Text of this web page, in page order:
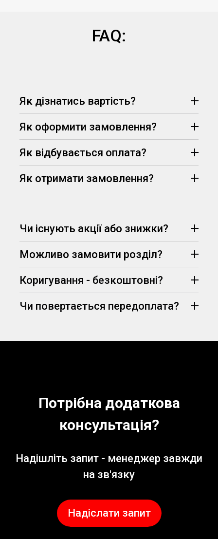
FAQ:
Як дізнатись вартість?
запит, узгодить всі деталі замовлення та
призначить його вартість.
Як оформити замовлення?
Як відбувається оплата?
Як отримати замовлення?
75% вартості
Чи існують акції або знижки?
(визначаються
менеджером, залежно від вимог та дедлайну
здачі)
Можливо замовити розділ?
Коригування - безкоштовні?
Чи повертається передоплата?
Потрібна додаткова
консультація?
Надішліть запит - менеджер завжди
на зв'язку
Надіслати запит